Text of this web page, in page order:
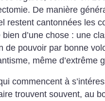
De manière
restent cantonnées les
d’une chose : une
de pouvoir par bonne
même d’extrême
commencent à
trouvent souvent, au